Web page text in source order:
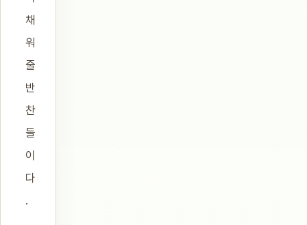
채
워
줄
반
찬
들
이
다
.